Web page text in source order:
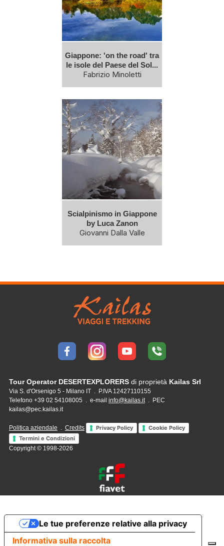
Giappone: 'on the road' tra
le isole del Paese del Sol...
Fabrizio Minoletti
Scialpinismo in Giappone
by Luca Zanon
Giovanni Dalla Valle
Tour Operator DESERTEXPLORERSdi proprietà Kailas Srl
Via S. d'Orsenigo 5 - Milano IT . P.IVA 12427110155
Telefono +39 02 54108005 . e-mail info@kailas.it. PEC
kailas@pec.kailas.it
Politica aziendale Credits Privacy Policy
Cookie Policy
Termini e Condizioni
Copyright © 1998-2026
Informativa sulla raccolta
Le tue preferenze relative alla privacy